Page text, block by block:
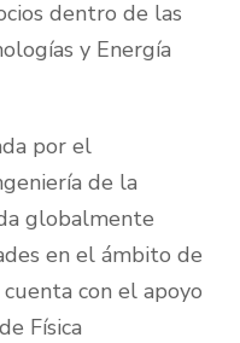
dentro de las
y Energía
por el
de la
globalmente
en el ámbito de
con el apoyo
Física